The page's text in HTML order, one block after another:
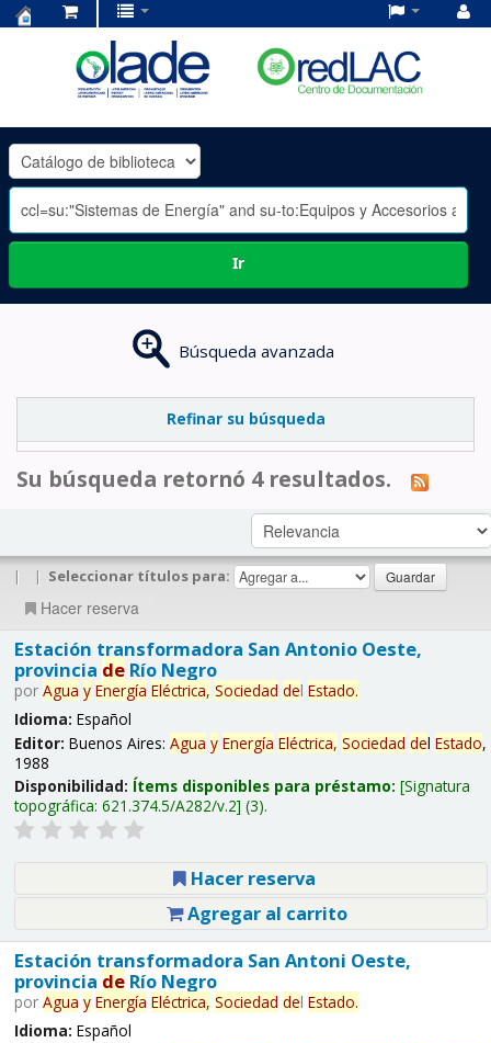
OLADE
-
Ir
Búsqueda avanzada
Refinar su búsqueda
Su búsqueda retornó 4 resultados.
| | Seleccionar títulos para:
Hacer reserva
Estación transformadora San Antonio Oeste,
provincia deRío Negro
por Agua y Energía Eléctrica, Sociedad del Estado.
Idioma: Español
Editor: Buenos Aires: Agua y Energía Eléctrica, Sociedad del Estado,
1988
Disponibilidad: Ítems disponibles para préstamo: Signatura
topográfica: 621.374.5/A282/v.2 (3).
Hacer reserva
Agregar al carrito
Estación transformadora San Antoni Oeste,
provincia deRío Negro
por Agua y Energía Eléctrica, Sociedad del Estado.
Idioma: Español